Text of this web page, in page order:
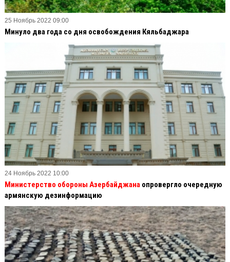
25 Ноябрь 2022 09:00
Минуло два года со дня освобождения Кяльбаджара
24 Ноябрь 2022 10:00
Министерство обороны Азербайджана опровергло очередную
армянскую дезинформацию